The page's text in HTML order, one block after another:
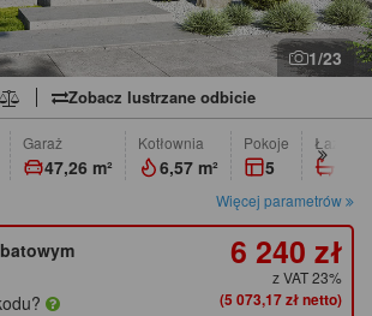
1/23
Zobacz lustrzane odbicie
Garaż
47,26 m²
Kotłownia
6,57 m²
pokoje
5
Więcej parametrów
6 240 zł
z VAT 23%
(5 073,17 zł netto)